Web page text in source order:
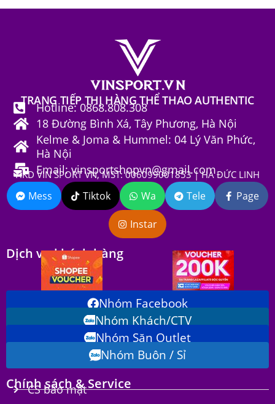
TRANG TIẾP THỊ HÀNG THỂ THAO AUTHENTIC
Hotline: 0868.808.308
18 Đường Bình Xá, Tây Phương, Hà Nội
Kelme & Joma & Hummel: 04 Lý Văn Phức,
Hà Nội
Email: vinsportshopvn@gmail.com
HKD VIN SPORT VN, MST: 006099001853 | HÀ ĐỨC LINH
Mess Tiktok Wa Tele Page
Instar
Dịch vụ khách hàng
Nhóm Facebook
Nhóm Khách/CTV
Nhóm Săn Outlet
Nhóm Buôn / Sỉ
Chính sách & Service
CS bảo mật